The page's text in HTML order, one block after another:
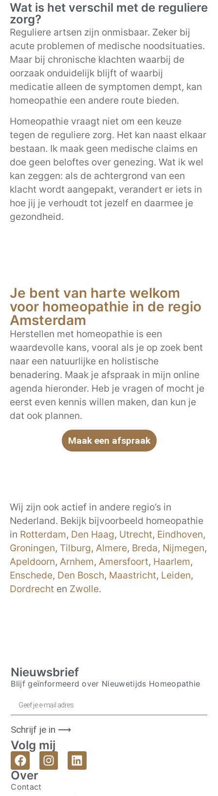
Wat is het verschil met de reguliere
zorg?
Reguliere artsen zijn onmisbaar. Zeker bij
acute problemen of medische noodsituaties.
Maar bij chronische klachten waarbij de
oorzaak onduidelijk blijft of waarbij
medicatie alleen de symptomen dempt, kan
homeopathie een andere route bieden.
Homeopathie vraagt niet om een keuze
tegen de reguliere zorg. Het kan naast elkaar
bestaan. Ik maak geen medische claims en
doe geen beloftes over genezing. Wat ik wel
kan zeggen: als de achtergrond van een
klacht wordt aangepakt, verandert er iets in
hoe jij je verhoudt tot jezelf en daarmee je
gezondheid.
Je bent van harte welkom
voor homeopathie in de regio
Amsterdam
Herstellen met homeopathie is een
waardevolle kans, vooral als je op zoek bent
naar een natuurlijke en holistische
benadering. Maak je afspraak in mijn online
agenda hieronder. Heb je vragen of mocht je
eerst even kennis willen maken, dan kun je
dat ook plannen.
Maak een afspraak
Wij zijn ook actief in andere regio’s in
Nederland. Bekijk bijvoorbeeld homeopathie
in Rotterdam, Den Haag, Utrecht, Eindhoven,
Groningen, Tilburg, Almere, Breda, Nijmegen,
Apeldoorn, Arnhem, Amersfoort, Haarlem,
Enschede, Den Bosch, Maastricht, Leiden,
Dordrecht en Zwolle.
Nieuwsbrief
Blijf geïnformeerd over Nieuwetijds Homeopathie
Schrijf je in ⟶
Volg mij
Over
Contact